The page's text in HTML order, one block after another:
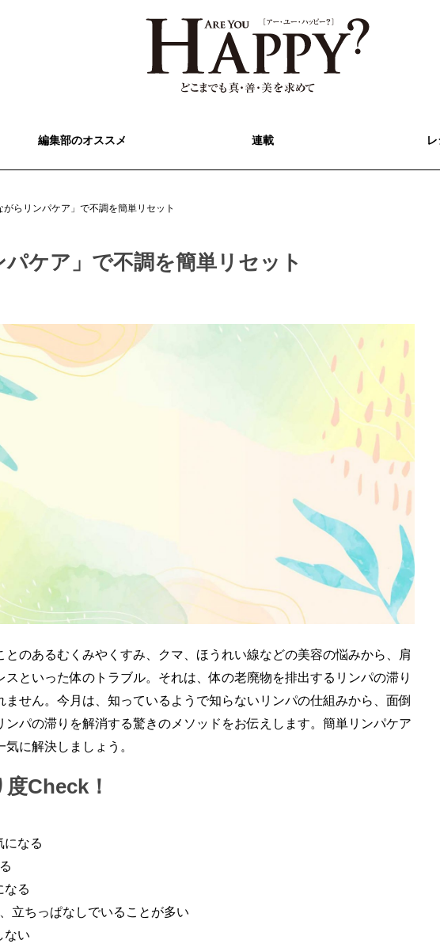
編集部のオススメ 連載
がらリンパケア」で不調を簡単リセット
パケア」で不調を簡単リセット
とのあるむくみやくすみ、クマ、ほうれい線などの美容の悩みから、肩
スといった体のトラブル。それは、体の老廃物を排出するリンパの滞り
ません。今月は、知っているようで知らないリンパの仕組みから、面倒
ンパの滞りを解消する驚きのメソッドをお伝えします。簡単リンパケア
に解決しましょう。
Check！
になる
なる
立ちっぱなしでいることが多い
ない